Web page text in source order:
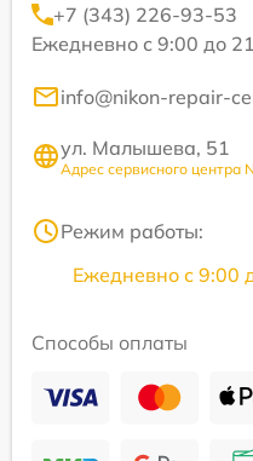
+7 (343) 226-93-53
Ежедневно с 9:00 до
info@nikon-repair-
ул. Малышева, 51
Адрес сервисного центра
Режим работы:
Ежедневно с 9:00
Способы оплаты